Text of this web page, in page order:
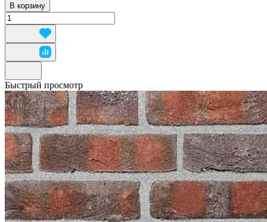
В корзину
Быстрый просмотр